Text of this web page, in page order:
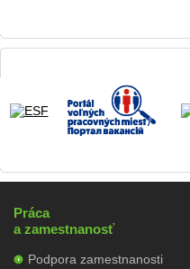
Práca
a zamestnanosť
Podpora zamestnanosti